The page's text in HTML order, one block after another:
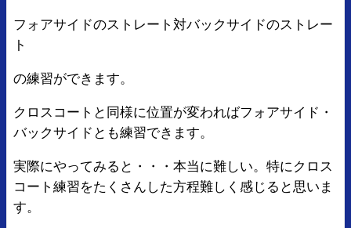
フォアサイドのストレート対バックサイドのストレー
ト
の練習ができます。
クロスコートと同様に位置が変わればフォアサイド・
バックサイドとも練習できます。
実際にやってみると・・・本当に難しい。特にクロス
コート練習をたくさんした方程難しく感じると思いま
す。